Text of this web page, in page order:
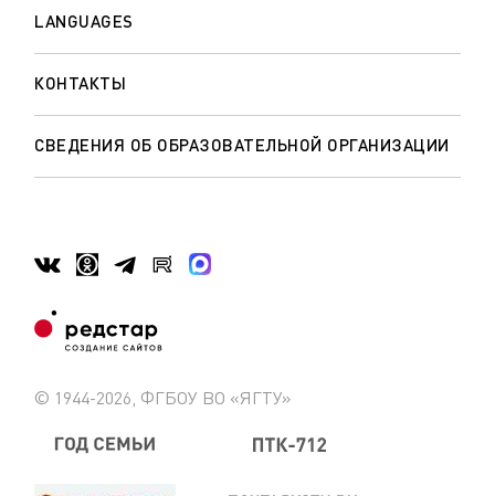
LANGUAGES
КОНТАКТЫ
СВЕДЕНИЯ ОБ ОБРАЗОВАТЕЛЬНОЙ ОРГАНИЗАЦИИ
© 1944-2026, ФГБОУ ВО «ЯГТУ»